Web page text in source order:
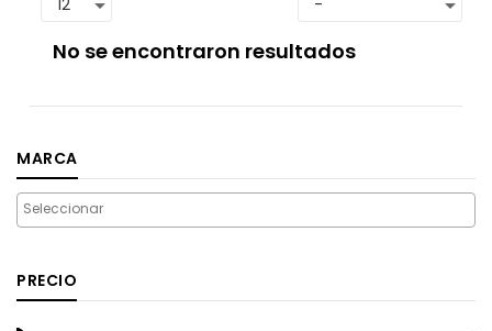
No se encontraron resultados
MARCA
PRECIO